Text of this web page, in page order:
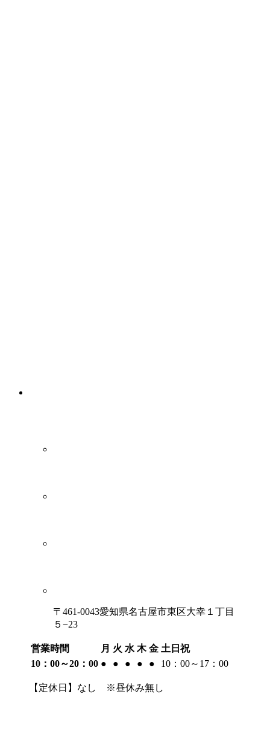
〒461-0043愛知県名古屋市東区大幸１丁目
５−23
営業時間 月 火 水 木 金 土日祝
10：00～20：00 ● ● ● ● ● 10：00～17：00
【定休日】なし ※昼休み無し